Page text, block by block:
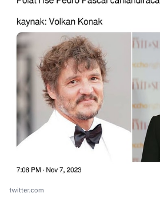
twitter.com